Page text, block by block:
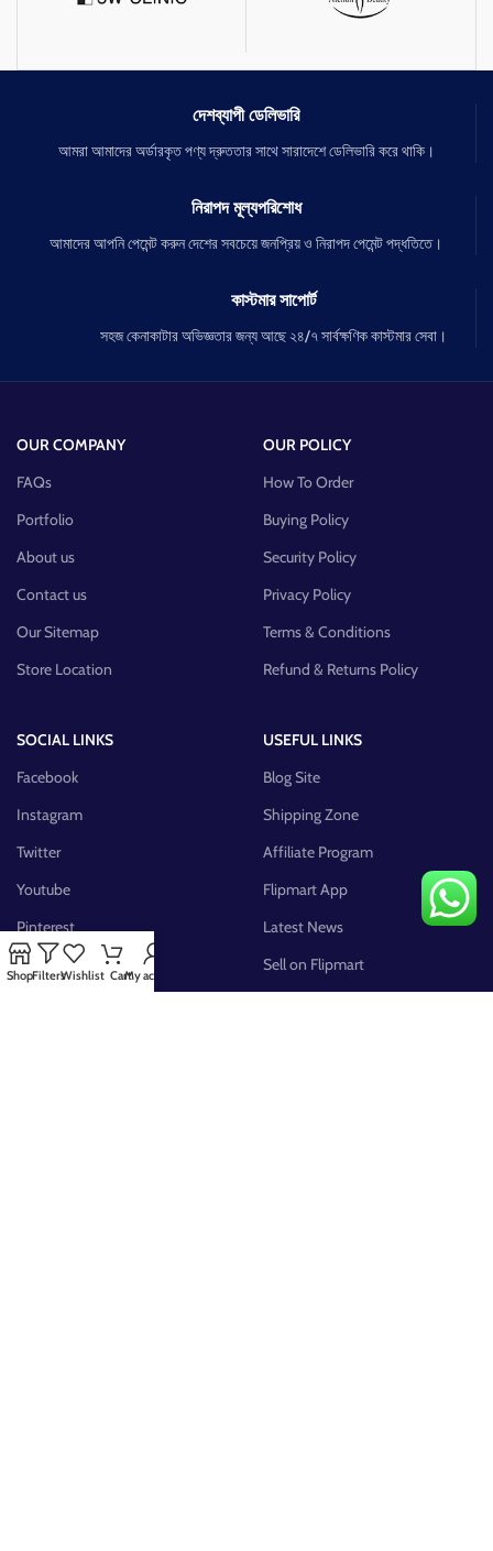
দেশব্যাপী ডেলিভারি
আমরা আমাদের অর্ডারকৃত পণ্য দ্রুততার সাথে সারাদেশে ডেলিভারি করে থাকি।
নিরাপদ মূল্যপরিশোধ
আমাদের আপনি পেমেন্ট করুন দেশের সবচেয়ে জনপ্রিয় ও নিরাপদ পেমেন্ট পদ্ধতিতে।
কাস্টমার সাপোর্ট
সহজ কেনাকাটার অভিজ্ঞতার জন্য আছে ২৪/৭ সার্বক্ষণিক কাস্টমার সেবা।
OUR COMPANY
FAQs
Portfolio
About us
Contact us
Our Sitemap
Store Location
OUR POLICY
How To Order
Buying Policy
Security Policy
Privacy Policy
Terms & Conditions
Refund & Returns Policy
SOCIAL LINKS
Facebook
Instagram
Twitter
Youtube
Pinterest
FB Group
USEFUL LINKS
Blog Site
Shipping Zone
Affiliate Program
Flipmart App
Latest News
Sell on Flipmart
ShopFiltersWishlist CartMy account